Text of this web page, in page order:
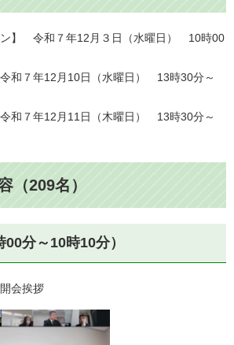
ン】 令和７年12月３日（水曜日） 10時00
和７年12月10日（水曜日） 13時30分～
和７年12月11日（木曜日） 13時30分～
（209名）
00分～10時10分）
会挨拶